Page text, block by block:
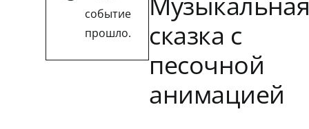
событие
прошло.
сказка с
песочной
анимацией